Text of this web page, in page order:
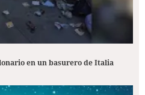
en un basurero de Italia